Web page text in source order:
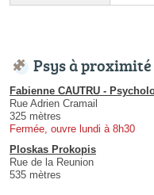
Psys à proximité
Fabienne CAUTRU -
Rue Adrien Cramail
325 mètres
Fermée, ouvre lundi à 8h30
Ploskas Prokopis
Rue de la Reunion
535 mètres